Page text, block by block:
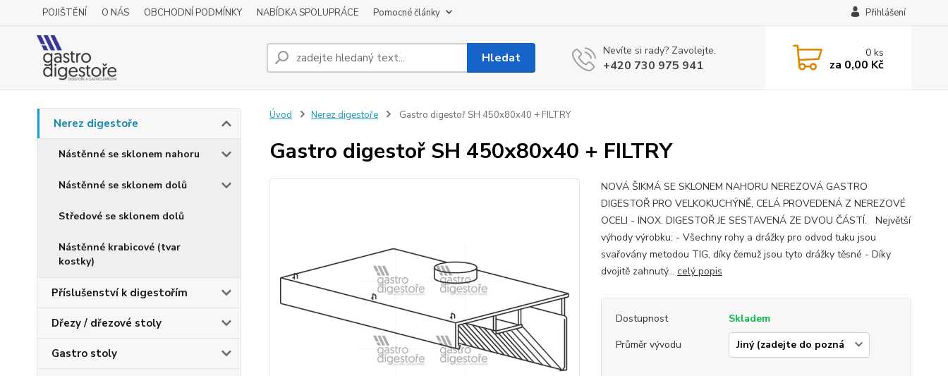
POJIŠTĚNÍ O NÁS OBCHODNÍ PODMÍNKY NABÍDKA SPOLUPRÁCE Pomocné články Přihlášení
Hledat Nevíte si rady? Zavolejte.
+420 730 975 941
0ks
za 0,00 Kč
Nerez digestoře
Nástěnné se sklonem nahoru
Nástěnné se sklonem dolů
Středové se sklonem dolů
Nástěnné krabicové (tvar
kostky)
Příslušenství k digestořím
Dřezy / dřezové stoly
Gastro stoly
Úvod Nerez digestoře Gastro digestoř SH 450x80x40 + FILTRY
Gastro digestoř SH 450x80x40 + FILTRY
NOVÁ ŠIKMÁ SE SKLONEM NAHORU NEREZOVÁ GASTRO
DIGESTOŘ PRO VELKOKUCHÝNĚ, CELÁ PROVEDENÁ Z NEREZOVÉ
OCELI - INOX. DIGESTOŘ JE SESTAVENÁ ZE DVOU ČÁSTÍ. Největší
výhody výrobku: - Všechny rohy a drážky pro odvod tuku jsou
svařovány metodou TIG, díky čemuž jsou tyto drážky těsné - Díky
dvojitě zahnutý... celý popis
Dostupnost
Skladem
Průměr vývodu